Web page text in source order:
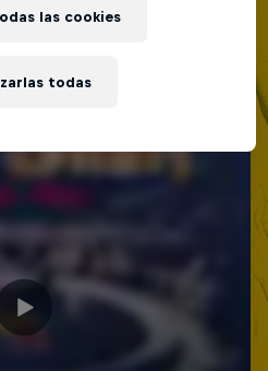
todas
las cookies